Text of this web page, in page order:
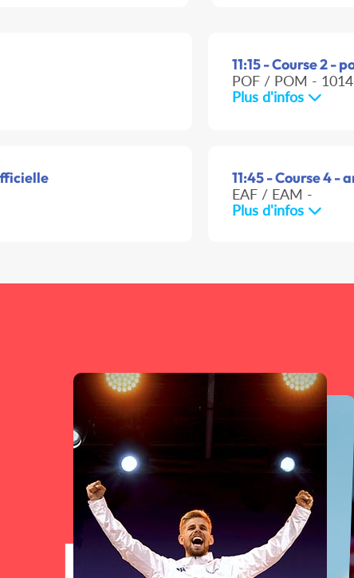
11:15 - Course 2 -
POF / POM -
Plus d'infos
11:45 - Course 4 -
EAF / EAM -
Plus d'infos